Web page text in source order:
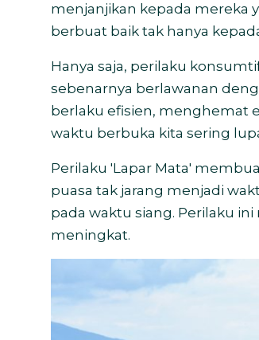
menjanjikan kepada mereka
berbuat baik tak hanya
Hanya saja, perilaku
sebenarnya berlawanan
berlaku efisien, menghemat
waktu berbuka kita sering
Perilaku 'Lapar Mata'
puasa tak jarang menjadi
pada waktu siang. Perilaku
meningkat.